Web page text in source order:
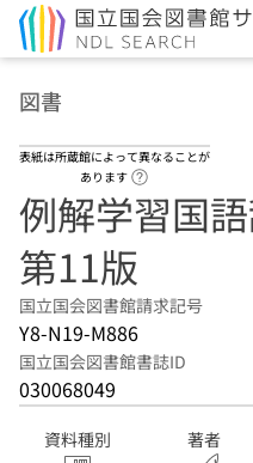
図書
表紙は所蔵館によって異なることが
あります
例解学習国
第11版
国立国会図書館請求記号
Y8-N19-M886
国立国会図書館書誌ID
030068049
資料種別 著者